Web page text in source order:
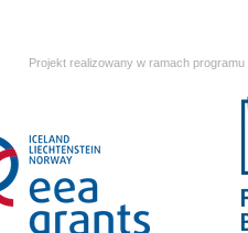
Projekt realizowany w ramach